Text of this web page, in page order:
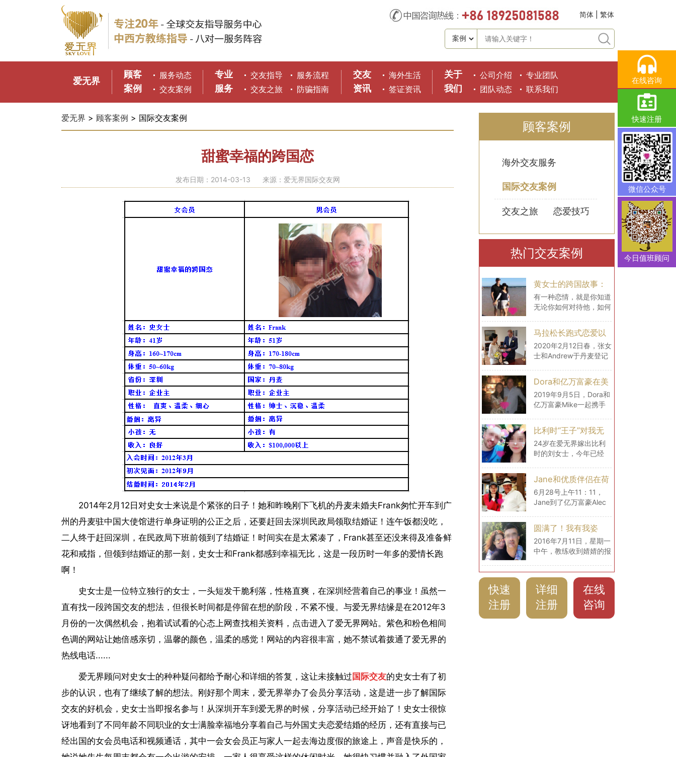
简体 繁体
爱无界
顾客
案例
服务动态
交友案例
专业
服务
交友指导
服务流程
交友之旅
防骗指南
交友
资讯
海外生活
签证资讯
关于
我们
公司介绍
专业团队
团队动态
联系我们
爱无界 > 顾客案例 > 国际交友案例
甜蜜幸福的跨国恋
发布日期：2014-03-13 来源：爱无界国际交友网
2014年2月12日对史女士来说是个紧张的日子！她和昨晚刚下飞机的丹麦未婚夫Frank匆忙开车到广
州的丹麦驻中国大使馆进行单身证明的公正之后，还要赶回去深圳民政局领取结婚证！连午饭都没吃，
二人终于赶回深圳，在民政局下班前领到了结婚证！时间实在是太紧凑了，Frank甚至还没来得及准备鲜
花和戒指，但领到结婚证的那一刻，史女士和Frank都感到幸福无比，这是一段历时一年多的爱情长跑
啊！
史女士是一位特立独行的女士，一头短发干脆利落，性格直爽，在深圳经营着自己的事业！虽然一
直有找一段跨国交友的想法，但很长时间都是停留在想的阶段，不紧不慢。与爱无界结缘是在2012年3
月份的一次偶然机会，抱着试试看的心态上网查找相关资料，点击进入了爱无界网站。紫色和粉色相间
色调的网站让她倍感亲切，温馨的颜色，温柔的感觉！网站的内容很丰富，她不禁试着拨通了爱无界的
热线电话......
爱无界顾问对史女士的种种疑问都给予耐心和详细的答复，这让未接触过 国际交友的史女士有了初
步的认识，也有了继续了解的想法。刚好那个周末，爱无界举办了会员分享活动，这是进一步了解国际
交友的好机会，史女士当即报名参与！从深圳开车到爱无界的时候，分享活动已经开始了！史女士很惊
讶地看到了不同年龄不同职业的女士满脸幸福地分享着自己与外国丈夫恋爱结婚的经历，还有直接与已
经出国的女会员电话和视频通话，其中一会女会员正与家人一起去海边度假的旅途上，声音是快乐的，
顾客案例
海外交友服务
国际交友案例
交友之旅 恋爱技巧
热门交友案例
黄女士的跨国故事：
最大的幸福便是有一
个白马王子一直默默
等着自己
有一种恋情，就是你知道
无论你如何对待他，如何
用担心，你也同样会感到
安心，因为你知道，他会
包容你的所有，毫无理由
地去宠溺你，默默在某个
马拉松长跑式恋爱以
后，我们在丹麦登记
结婚了
2020年2月12日春，张女
士和Andrew于丹麦登记
年的马拉松式的跨国爱
恋，终于停下了它的脚
步，开始步入一个全新的
阶段——婚姻
Dora和亿万富豪在美
国的生活
2019年9月5日，Dora和
亿万富豪Mike一起携手
了很多，还为女士购置了
很多生活用品，
比利时“王子”对我无
微不至的爱（爱无界
刘女士的海外生活）
24岁在爱无界嫁出比利
时的刘女士，今年已经
比利时过上了幸福的生
活。
Jane和优质伴侣在荷
兰的幸福生活
6月28号上午11：11，
Jane到了亿万富豪Alec
舒适，气候怡人！每天都
像生活在画中！”
圆满了！我有我姿
态！（爱无界婧婧圆
满动态）
2016年7月11日，星期一
中午，教练收到婧婧的报
志的、值得很多姐妹们学
习的跨国恋爱经历。从入
会到见面，再到确定结
婚，共73天！三个月不
到！是什么让婧婧在爱无
界的教练服务中这么快速
快速
注册
详细
注册
在线
咨询
在线咨询
快速注册
微信公众号
今日值班顾问